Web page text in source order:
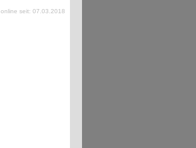
online seit: 07.03.2018